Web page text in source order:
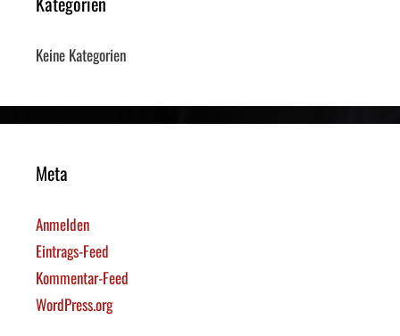
Keine Kategorien
Meta
Anmelden
Eintrags-Feed
Kommentar-Feed
WordPress.org